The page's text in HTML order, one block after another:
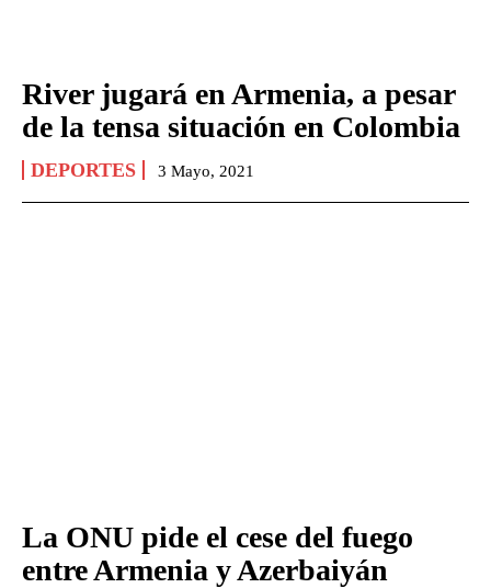
River jugará en Armenia, a pesar
de la tensa situación en Colombia
DEPORTES 3 Mayo, 2021
La ONU pide el cese del fuego
entre Armenia y Azerbaiyán